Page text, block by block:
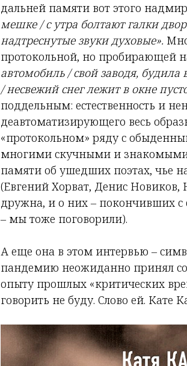
дальней памяти вот этого
мешке / с утра болтают галки
надтреснутые звуки духовые».
протокольной, но пробирающей
автомобиль / свой заводя,
/ несвежий снег лежит в окне
поддельным: естественность и
деавтоматизирующего весь
«протокольном» ряду с
многими скучными и знакомыми
памяти об ушедших поэтах, чье
(Евгений Хорват, Денис
дружна, и о них – покончивших с
– мы тоже поговорили).
А еще она в этом интервью –
пандемию неожиданно принял
опыту прошлых «критических
говорить не буду. Слово ей. Кате